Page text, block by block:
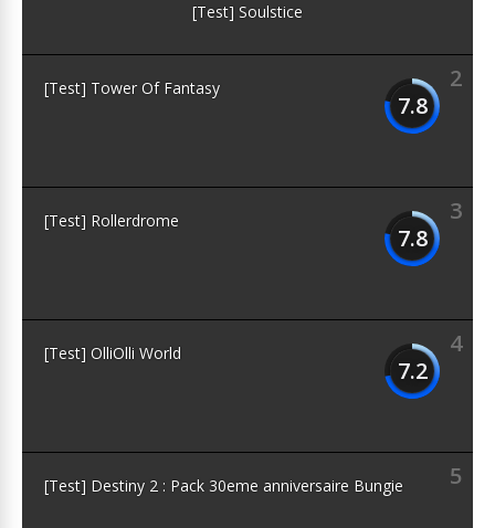
[Test] Soulstice
2
7.8
[Test] Tower Of Fantasy
3
7.8
[Test] Rollerdrome
4
7.2
[Test] OlliOlli World
5
[Test] Destiny 2 : Pack 30eme anniversaire Bungie